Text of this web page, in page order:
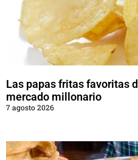
Las papas fritas favoritas
mercado millonario
7 agosto 2026